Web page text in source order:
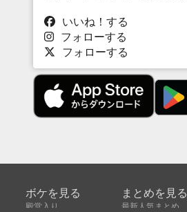
いいね！する
フォローする
フォローする
ボケを見る
殿堂入り
まとめを見る
最新人気まとめ